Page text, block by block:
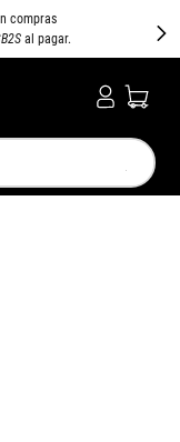
compras
al pagar.